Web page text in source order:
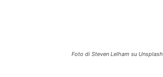
Foto di Steven Lelham su Unsplash